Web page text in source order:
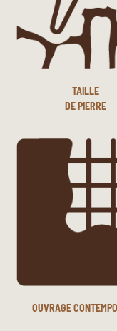
TAILLE
DE PIERRE
OUVRAGE